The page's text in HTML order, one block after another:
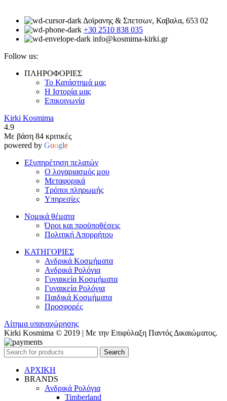
Δοϊρανης & Σπετσων, Καβαλα, 653 02
+30 2510 838 035
info@kosmima-kirki.gr
Follow us:
ΠΛΗΡΟΦΟΡΙΕΣ
Το Κατάστημά μας
Η Ιστορία μας
Επικοινωνία
Kirki Kosmima
4.9
Με βάση 84 κριτικές
powered by Google
Εξυπηρέτηση πελατών
Ο λογαριασμός μου
Μεταφορικά
Τρόποι πληρωμής
Υπηρεσίες
Νομικά θέματα
Όροι και προϋποθέσεις
Πολιτική Απορρήτου
ΚΑΤΗΓΟΡΙΕΣ
Ανδρικά Κοσμήματα
Ανδρικά Ρολόγια
Γυναικεία Κοσμήματα
Γυναικεία Ρολόγια
Παιδικά Κοσμήματα
Προσφορές
Αίτημα υπαναχώρησης
Kirki Kosmima © 2019 | Με την Επιφύλαξη Παντός Δικαιώματος.
Search
ΑΡΧΙΚΗ
BRANDS
Ανδρικά Ρολόγια
Timberland